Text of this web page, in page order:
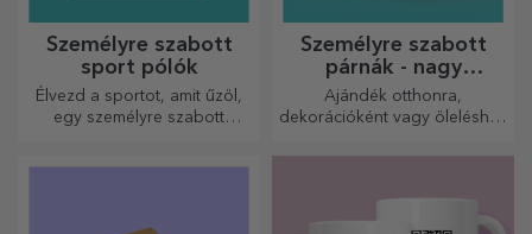
Személyre szabott
sport pólók
Élvezd a sportot, amit űzöl,
egy személyre szabott
Személyre szabott
párnák - nagy
méretben
Ajándék otthonra,
dekorációként vagy öleléshez
minden alkalomra